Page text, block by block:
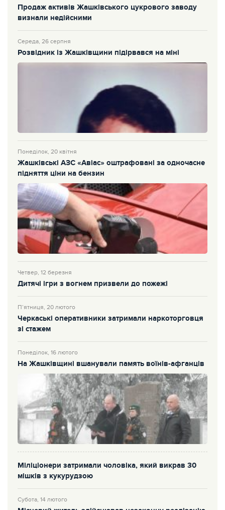
Продаж активів Жашківського цукрового заводу
визнали недійсними
Середа, 26 серпня
Розвідник із Жашківщини підірвався на міні
Понеділок, 20 квітня
Жашківські АЗС «Авіас» оштрафовані за одночасне
підняття ціни на бензин
Четвер, 12 березня
Дитячі ігри з вогнем призвели до пожежі
П’ятниця, 20 лютого
Черкаські оперативники затримали наркоторговця
зі стажем
Понеділок, 16 лютого
На Жашківщині вшанували память воїнів-афганців
Міліціонери затримали чоловіка, який викрав 30
мішків з кукурудзою
Субота, 14 лютого